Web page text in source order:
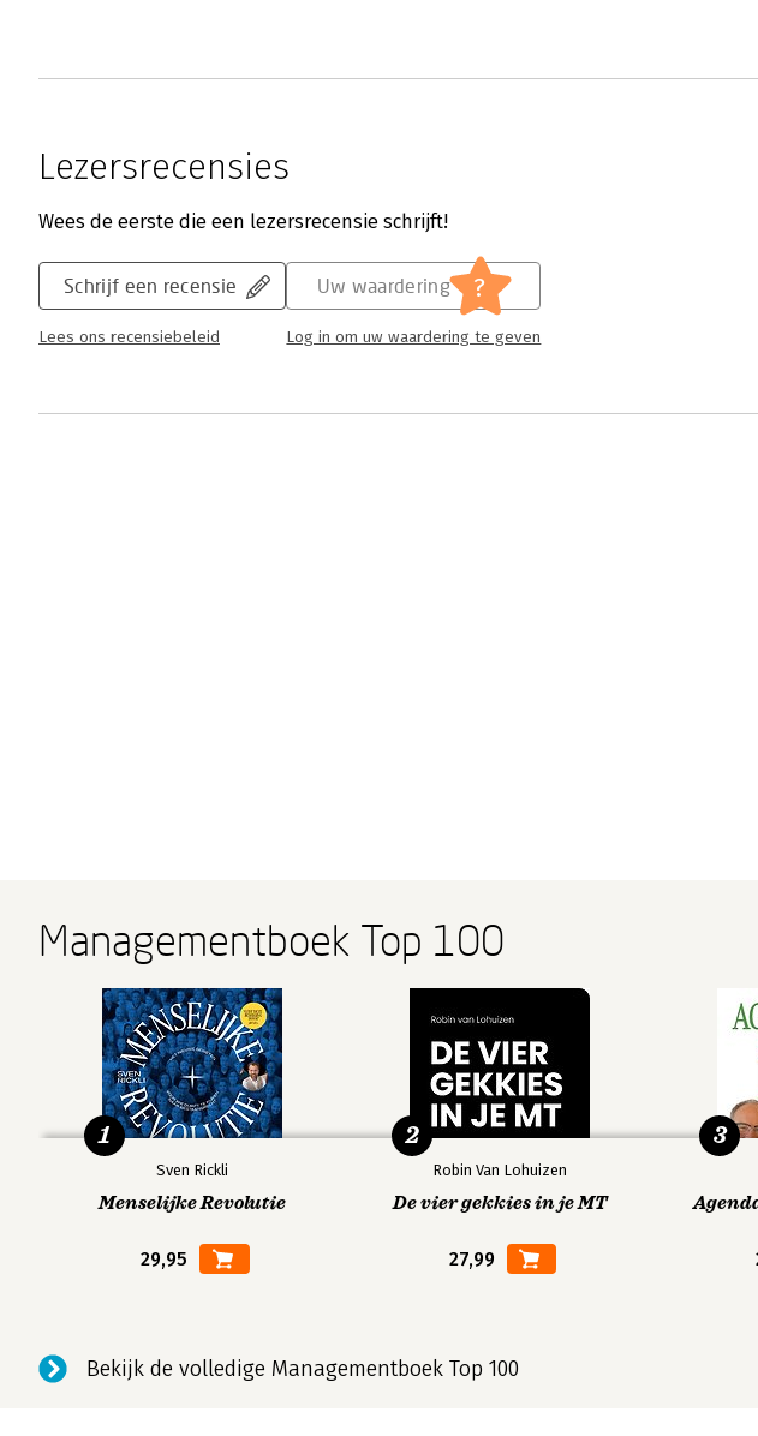
Lezersrecensies
Wees de eerste die een lezersrecensie schrijft!
Schrijf een recensie
Lees ons recensiebeleid
Uw waardering ?
Log in om uw waardering te geven
Managementboek Top 100
Sven Rickli
Menselijke Revolutie
29,95
1
Robin Van Lohuizen
De vier gekkies in je MT
27,99
2 3
Bekijk de volledige Managementboek Top 100